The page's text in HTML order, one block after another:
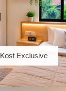
Kost Exclusive